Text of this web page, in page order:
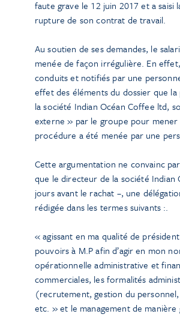
faute grave le 12 juin 2017 et a
rupture de son contrat de travail.
Au soutien de ses demandes, le
menée de façon irrégulière. En
conduits et notifiés par une
effet des éléments du dossier que
la société Indian Océan Coffee ltd,
externe » par le groupe pour
procédure a été menée par une
Cette argumentation ne convainc
que le directeur de la société
jours avant le rachat –, une
rédigée dans les termes suivants :.
« agissant en ma qualité de
pouvoirs à M.P afin d’agir en mon
opérationnelle administrative et
commerciales, les formalités
(recrutement, gestion du
etc. » et le management de